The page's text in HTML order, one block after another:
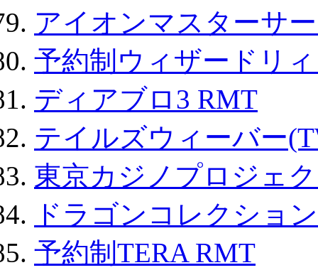
アイオンマスターサ
予約制ウィザードリ
ディアブロ3 RMT
テイルズウィーバー
東京カジノプロジェ
ドラゴンコレクショ
予約制TERA RMT